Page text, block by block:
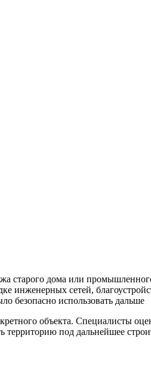
старого дома или
инженерных сетей,
безопасно использовать дальше
объекта. Специалисты
территорию под дальнейшее